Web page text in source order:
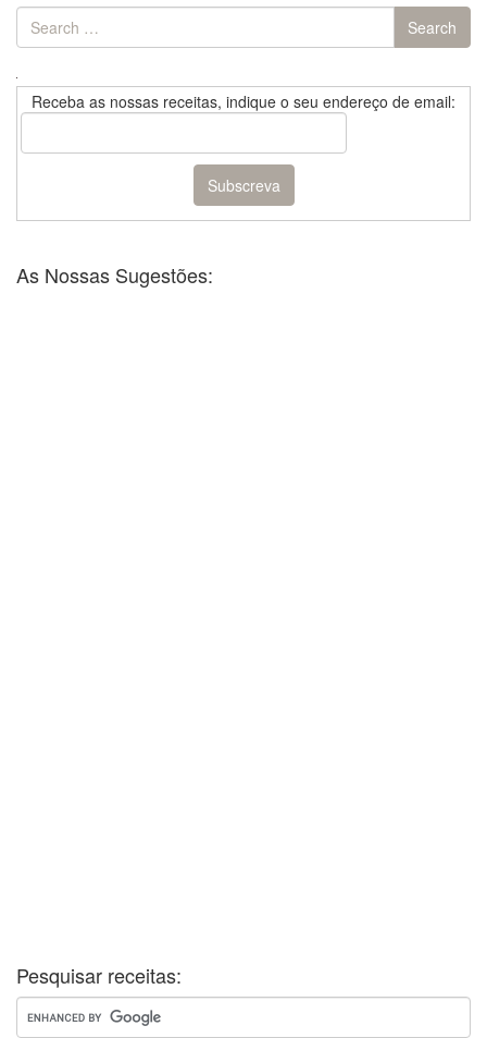
Search
for:
Search
Receba as nossas receitas, indique o seu endereço de email:
As Nossas Sugestões:
Pesquisar receitas: